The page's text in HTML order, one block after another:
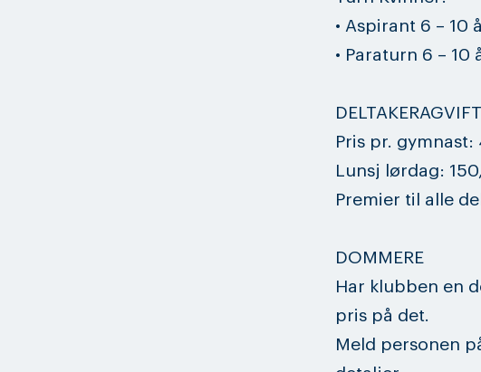
• Aspirant 6 –
• Paraturn 6 – 10
DELTAKERAGVIFT
Pris pr. gymnast:
Lunsj lørdag:
Premier til alle
DOMMERE
Har klubben en
pris på det.
Meld personen